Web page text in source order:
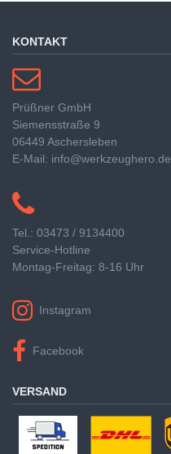
KONTAKT
Prüßner GmbH
Siemensstraße 9
06449 Aschersleben
E-Mail: info@werkzeughero.de
Tel.: 03473 / 9134400
Service-Hotline
Montag-Freitag: 8-16 Uhr
Instagram
Facebook
VERSAND